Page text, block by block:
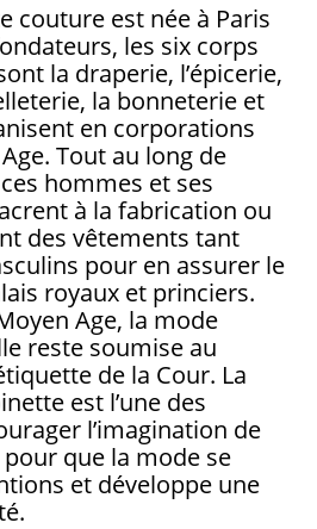
couture est née à Paris
les six corps
la draperie, l’épicerie,
la bonneterie et
en corporations
Tout au long de
hommes et ses
à la fabrication ou
des vêtements tant
pour en assurer le
royaux et princiers.
Age, la mode
reste soumise au
de la Cour. La
est l’une des
l’imagination de
que la mode se
et développe une